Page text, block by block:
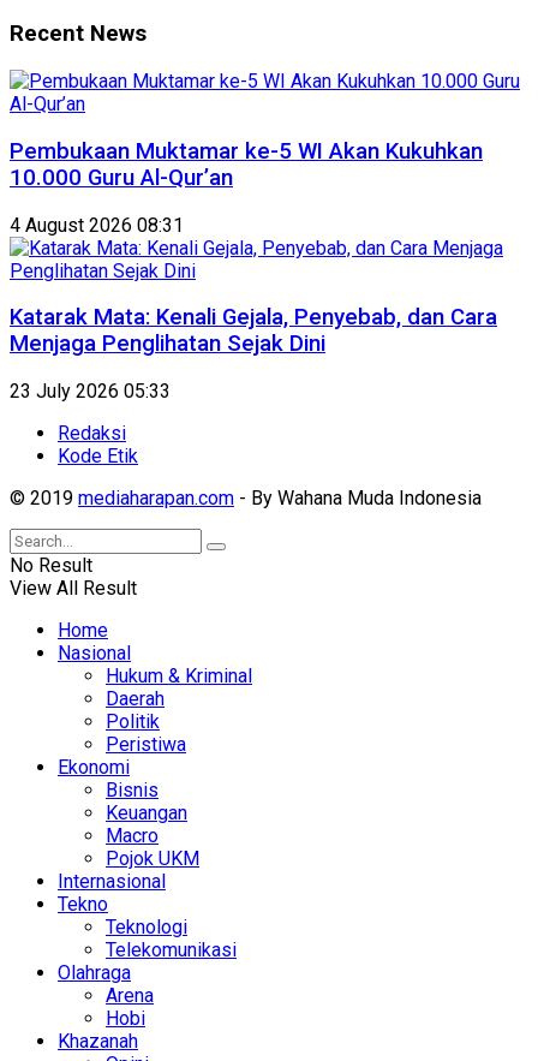
Recent News
Pembukaan Muktamar ke-5 WI Akan Kukuhkan
10.000 Guru Al-Qur’an
4 August 2026 08:31
Katarak Mata: Kenali Gejala, Penyebab, dan Cara
Menjaga Penglihatan Sejak Dini
23 July 2026 05:33
Redaksi
Kode Etik
© 2019 mediaharapan.com - By Wahana Muda Indonesia
No Result
View All Result
Home
Nasional
Hukum & Kriminal
Daerah
Politik
Peristiwa
Ekonomi
Bisnis
Keuangan
Macro
Pojok UKM
Internasional
Tekno
Teknologi
Telekomunikasi
Olahraga
Arena
Hobi
Khazanah